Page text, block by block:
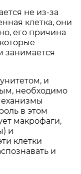
не из-за
клетка, они
его причина
занимается
и
необходимо
в этом
макрофаги,
и
клетки
и